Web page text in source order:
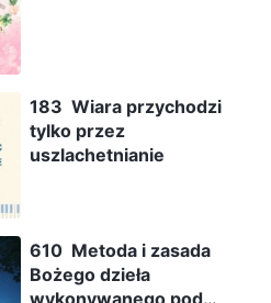
183 Wiara przychodzi
tylko przez
uszlachetnianie
610 Metoda i zasada
Bożego dzieła
wykonywanego pod